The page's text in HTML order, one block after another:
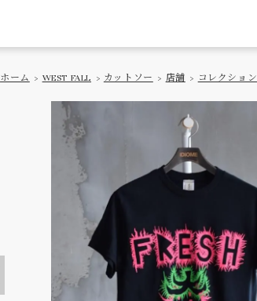
ホーム > WEST FALL > カットソー > 店舗 > コレクション